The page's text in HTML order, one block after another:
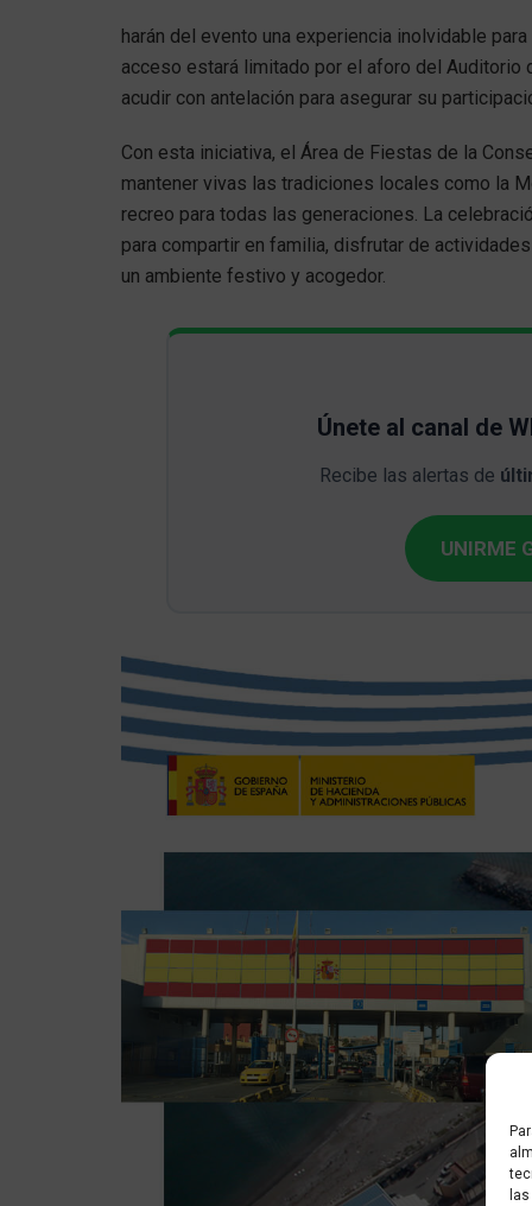
harán del evento una experiencia inolvidable
acceso estará limitado por el aforo del Auditorio
acudir con antelación para asegurar su
Con esta iniciativa, el Área de Fiestas de la
mantener vivas las tradiciones locales como la
recreo para todas las generaciones. La
para compartir en familia, disfrutar de
un ambiente festivo y acogedor.
Únete al canal de
Recibe las alertas de
UNIRME